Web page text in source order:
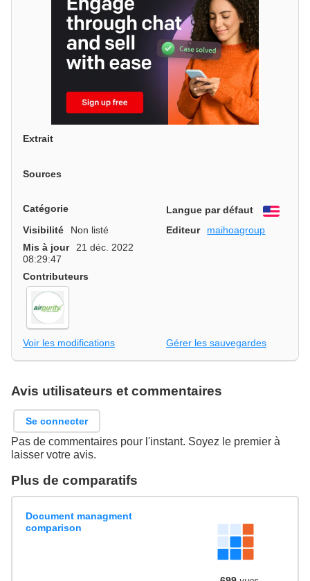
Extrait
Sources
Catégorie Langue par défaut
Visibilité
Non listé Editeur
maihoagroup
Mis à jour
21 déc. 2022
08:29:47
Contributeurs
Voir les modifications Gérer les sauvegardes
Avis utilisateurs et commentaires
Se connecter
Pas de commentaires pour l'instant. Soyez le premier à
laisser votre avis.
Plus de comparatifs
Document managment
comparison